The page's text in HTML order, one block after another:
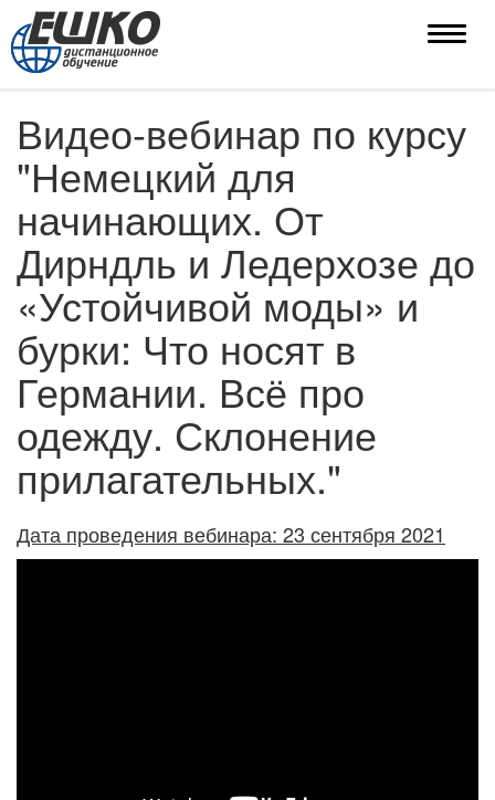
Toggle
Видео-вебинар по курсу
"Немецкий для
начинающих. От
Дирндль и Ледерхозе до
«Устойчивой моды» и
бурки: Что носят в
Германии. Всё про
одежду. Склонение
прилагательных."
Дата проведения вебинара: 23 сентября 2021